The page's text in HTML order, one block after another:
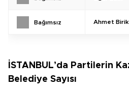
Bağımsız Ahmet
İSTANBUL’da Partilerin
Belediye Sayısı